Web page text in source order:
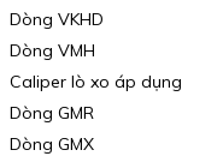
Dòng VKHD
Dòng VMH
Caliper lò xo áp dụng
Dòng GMR
Dòng GMX